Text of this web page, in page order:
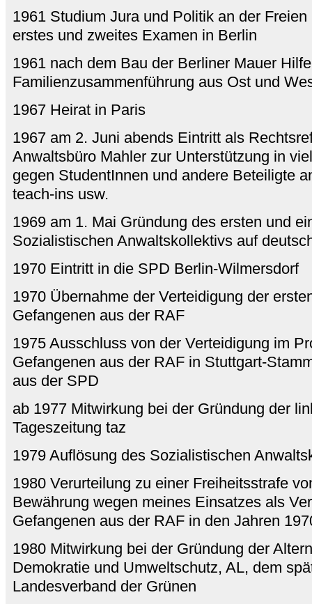
1961 Studium Jura und Politik an der
erstes und zweites Examen in Berlin
1961 nach dem Bau der Berliner Mauer
Familienzusammenführung aus Ost und
1967 Heirat in Paris
1967 am 2. Juni abends Eintritt als
Anwaltsbüro Mahler zur Unterstützung in
gegen StudentInnen und andere Beteiligte
teach-ins usw.
1969 am 1. Mai Gründung des ersten und
Sozialistischen Anwaltskollektivs auf
1970 Eintritt in die SPD Berlin-Wilmersdorf
1970 Übernahme der Verteidigung der
Gefangenen aus der RAF
1975 Ausschluss von der Verteidigung im
Gefangenen aus der RAF in Stuttgart-
aus der SPD
ab 1977 Mitwirkung bei der Gründung der
Tageszeitung taz
1979 Auflösung des Sozialistischen
1980 Verurteilung zu einer Freiheitsstrafe
Bewährung wegen meines Einsatzes als
Gefangenen aus der RAF in den Jahren
1980 Mitwirkung bei der Gründung der
Demokratie und Umweltschutz, AL, dem
Landesverband der Grünen